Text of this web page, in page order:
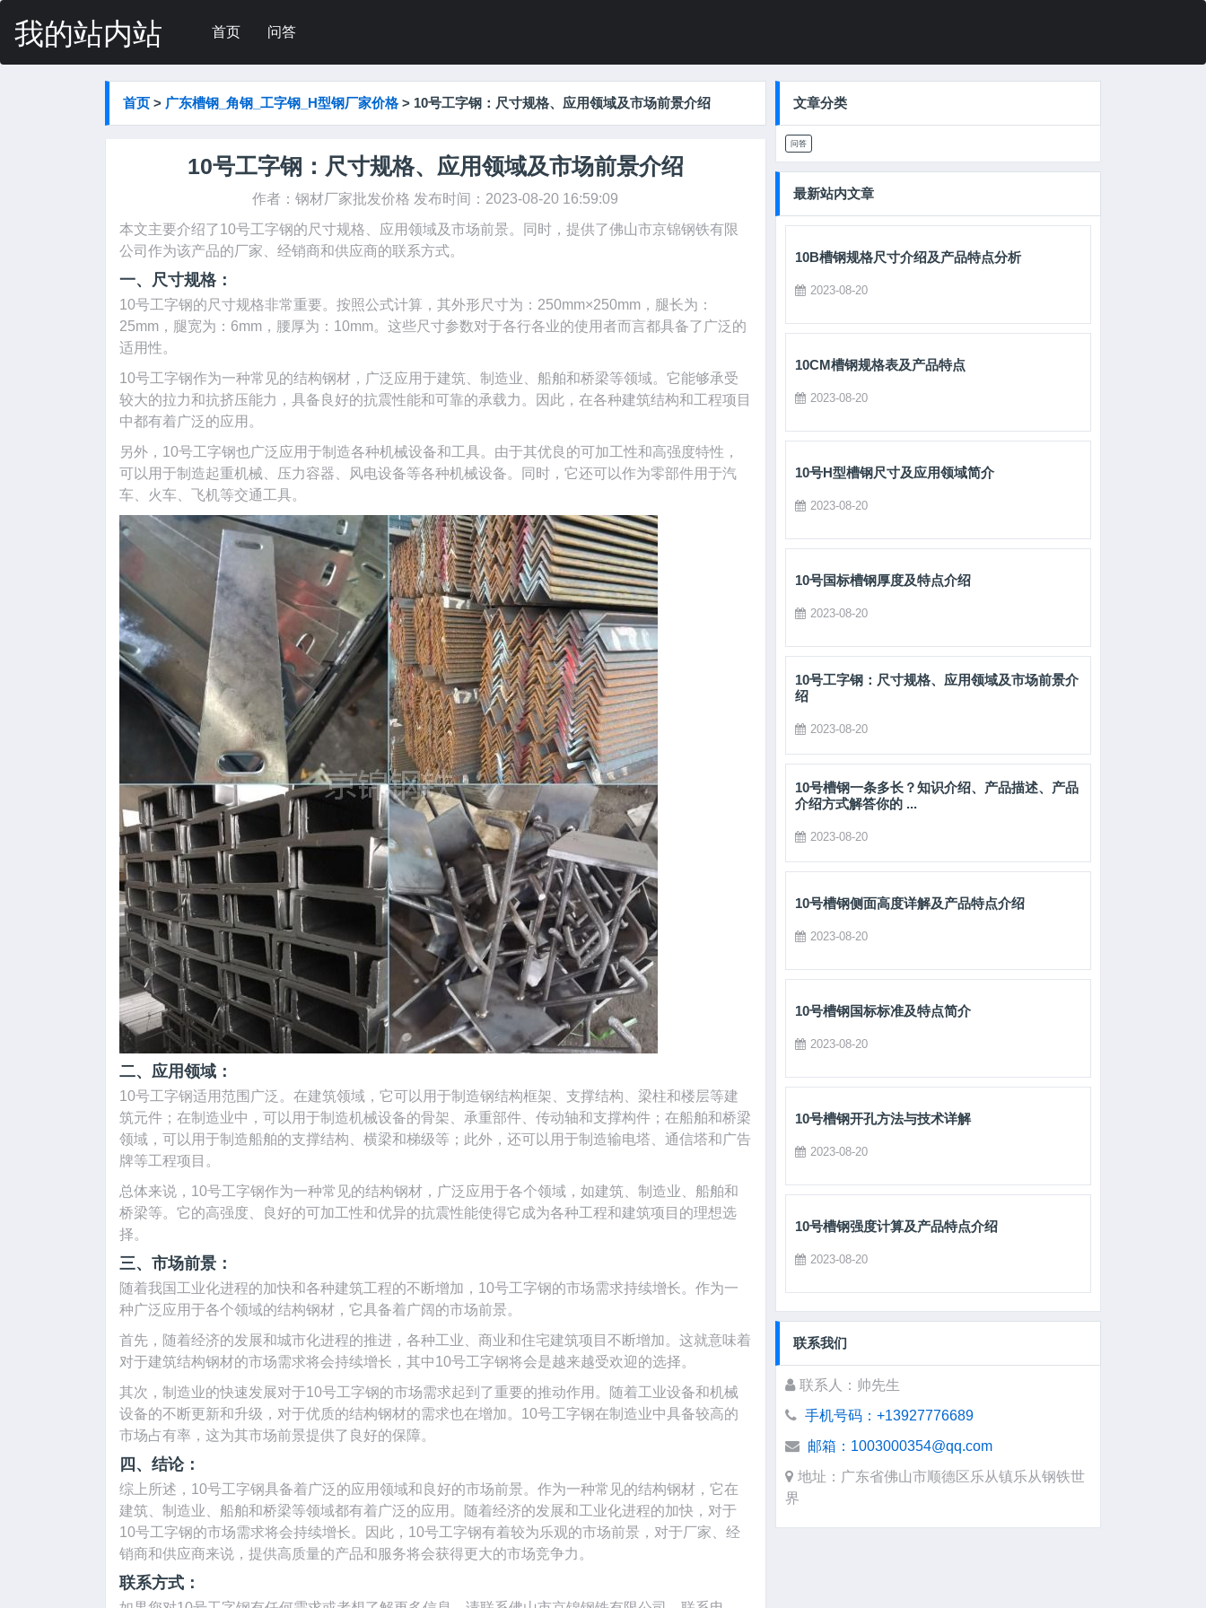
我的站内站 首页 问答
首页 > 广东槽钢_角钢_工字钢_H型钢厂家价格 > 10号工字钢：尺寸规格、应用领域及市场前景介绍
10号工字钢：尺寸规格、应用领域及市场前景介绍
作者：钢材厂家批发价格 发布时间：2023-08-20 16:59:09
本文主要介绍了10号工字钢的尺寸规格、应用领域及市场前景。同时，提供了佛山市京锦钢铁有限
公司作为该产品的厂家、经销商和供应商的联系方式。
一、尺寸规格：
10号工字钢的尺寸规格非常重要。按照公式计算，其外形尺寸为：250mm×250mm，腿长为：
25mm，腿宽为：6mm，腰厚为：10mm。这些尺寸参数对于各行各业的使用者而言都具备了广泛的
适用性。
10号工字钢作为一种常见的结构钢材，广泛应用于建筑、制造业、船舶和桥梁等领域。它能够承受
较大的拉力和抗挤压能力，具备良好的抗震性能和可靠的承载力。因此，在各种建筑结构和工程项目
中都有着广泛的应用。
另外，10号工字钢也广泛应用于制造各种机械设备和工具。由于其优良的可加工性和高强度特性，
可以用于制造起重机械、压力容器、风电设备等各种机械设备。同时，它还可以作为零部件用于汽
车、火车、飞机等交通工具。
二、应用领域：
10号工字钢适用范围广泛。在建筑领域，它可以用于制造钢结构框架、支撑结构、梁柱和楼层等建
筑元件；在制造业中，可以用于制造机械设备的骨架、承重部件、传动轴和支撑构件；在船舶和桥梁
领域，可以用于制造船舶的支撑结构、横梁和梯级等；此外，还可以用于制造输电塔、通信塔和广告
牌等工程项目。
总体来说，10号工字钢作为一种常见的结构钢材，广泛应用于各个领域，如建筑、制造业、船舶和
桥梁等。它的高强度、良好的可加工性和优异的抗震性能使得它成为各种工程和建筑项目的理想选
择。
三、市场前景：
随着我国工业化进程的加快和各种建筑工程的不断增加，10号工字钢的市场需求持续增长。作为一
种广泛应用于各个领域的结构钢材，它具备着广阔的市场前景。
首先，随着经济的发展和城市化进程的推进，各种工业、商业和住宅建筑项目不断增加。这就意味着
对于建筑结构钢材的市场需求将会持续增长，其中10号工字钢将会是越来越受欢迎的选择。
其次，制造业的快速发展对于10号工字钢的市场需求起到了重要的推动作用。随着工业设备和机械
设备的不断更新和升级，对于优质的结构钢材的需求也在增加。10号工字钢在制造业中具备较高的
市场占有率，这为其市场前景提供了良好的保障。
四、结论：
综上所述，10号工字钢具备着广泛的应用领域和良好的市场前景。作为一种常见的结构钢材，它在
建筑、制造业、船舶和桥梁等领域都有着广泛的应用。随着经济的发展和工业化进程的加快，对于
10号工字钢的市场需求将会持续增长。因此，10号工字钢有着较为乐观的市场前景，对于厂家、经
销商和供应商来说，提供高质量的产品和服务将会获得更大的市场竞争力。
联系方式：
文章分类
问答
最新站内文章
10B槽钢规格尺寸介绍及产品特点分析
2023-08-20
10CM槽钢规格表及产品特点
2023-08-20
10号H型槽钢尺寸及应用领域简介
2023-08-20
10号国标槽钢厚度及特点介绍
2023-08-20
10号工字钢：尺寸规格、应用领域及市场前景介
绍
2023-08-20
10号槽钢一条多长？知识介绍、产品描述、产品
介绍方式解答你的 ...
2023-08-20
10号槽钢侧面高度详解及产品特点介绍
2023-08-20
10号槽钢国标标准及特点简介
2023-08-20
10号槽钢开孔方法与技术详解
2023-08-20
10号槽钢强度计算及产品特点介绍
2023-08-20
联系我们
联系人：帅先生
手机号码：+13927776689
邮箱：1003000354@qq.com
地址：广东省佛山市顺德区乐从镇乐从钢铁世
界